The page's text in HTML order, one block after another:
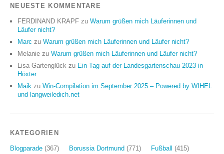
NEUESTE KOMMENTARE
FERDINAND KRAPF zu Warum grüßen mich Läuferinnen und
Läufer nicht?
Marc zu Warum grüßen mich Läuferinnen und Läufer nicht?
Melanie zu Warum grüßen mich Läuferinnen und Läufer nicht?
Lisa Gartenglück zu Ein Tag auf der Landesgartenschau 2023 in
Höxter
Maik zu Win-Compilation im September 2025 – Powered by WIHEL
und langweiledich.net
KATEGORIEN
Blogparade (367) Borussia Dortmund (771) Fußball
(415)